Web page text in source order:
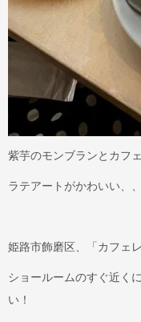
紫芋のモンブランとカフ
ラテアートがかわいい、
姫路市飾磨区、「カフェ
ショールームのすぐ近く
い！